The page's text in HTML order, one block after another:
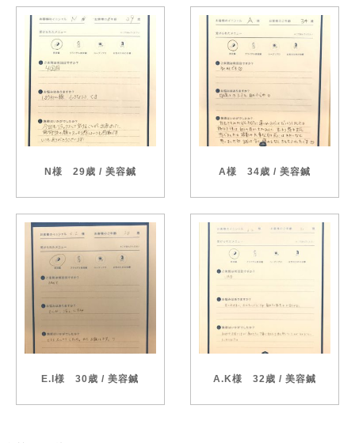
N様 29歳 / 美容鍼 A様 34歳 / 美容鍼
E.I様 30歳 / 美容鍼 A.K様 32歳 / 美容鍼